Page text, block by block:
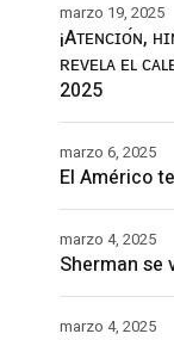
¡Aᴛᴇɴᴄɪᴏ́ɴ,
ʀᴇᴠᴇʟᴀ ᴇʟ
2025
marzo 19, 2025
El Américo
marzo 6, 2025
Sherman se
marzo 4, 2025
marzo 4, 2025